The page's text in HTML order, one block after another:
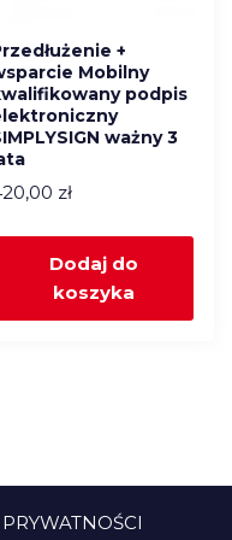
+
Mobilny
podpis
ważny 3
zł
Dodaj do
koszyka